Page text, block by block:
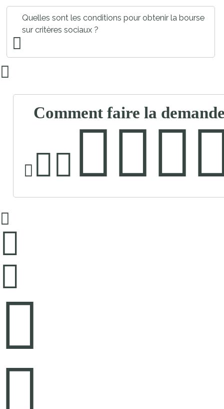
Quelles sont les conditions pour obtenir la bourse
sur critères sociaux ?
Comment faire la